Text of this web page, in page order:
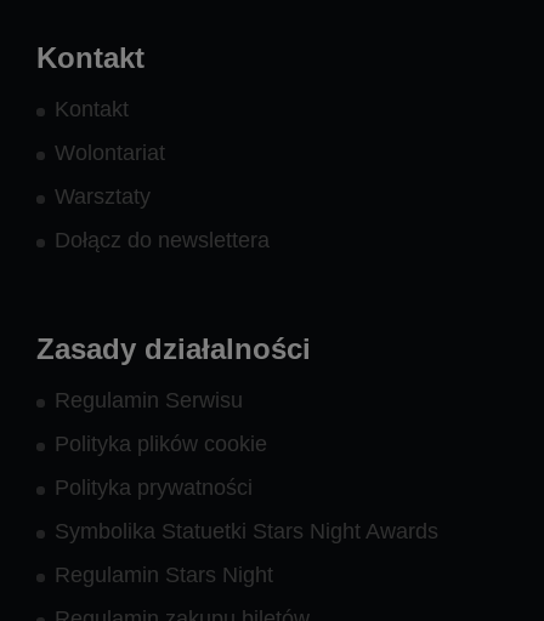
Kontakt
Kontakt
Wolontariat
Warsztaty
Dołącz do newslettera
Zasady działalności
Regulamin Serwisu
Polityka plików cookie
Polityka prywatności
Symbolika Statuetki Stars Night Awards
Regulamin Stars Night